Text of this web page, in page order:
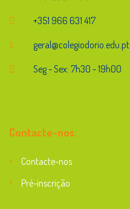
+351 966 631 417
geral@colegiodorio.edu.pt
Seg - Sex: 7h30 - 19h00
Contacte-nos:
Contacte-nos
Pré-inscrição